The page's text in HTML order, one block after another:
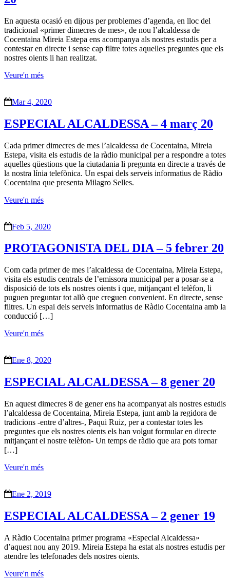
En aquesta ocasió en dijous per problemes d’agenda, en lloc del
tradicional «primer dimecres de mes», de nou l’alcaldessa de
Cocentaina Mireia Estepa ens acompanya als nostres estudis per a
contestar en directe i sense cap filtre totes aquelles preguntes que els
nostres oients li han realitzat.
Veure'n més
Mar 4, 2020
ESPECIAL ALCALDESSA – 4 març 20
Cada primer dimecres de mes l’alcaldessa de Cocentaina, Mireia
Estepa, visita els estudis de la ràdio municipal per a respondre a totes
aquelles qüestions que la ciutadania li pregunta en directe a través de
la nostra línia telefònica. Un espai dels serveis informatius de Ràdio
Cocentaina que presenta Milagro Selles.
Veure'n més
Feb 5, 2020
PROTAGONISTA DEL DIA – 5 febrer 20
Com cada primer de mes l’alcaldessa de Cocentaina, Mireia Estepa,
visita els estudis centrals de l’emissora municipal per a posar-se a
disposició de tots els nostres oients i que, mitjançant el telèfon, li
puguen preguntar tot allò que creguen convenient. En directe, sense
filtres. Un espai dels serveis informatius de Ràdio Cocentaina amb la
conducció […]
Veure'n més
Ene 8, 2020
ESPECIAL ALCALDESSA – 8 gener 20
En aquest dimecres 8 de gener ens ha acompanyat als nostres estudis
l’alcaldessa de Cocentaina, Mireia Estepa, junt amb la regidora de
tradicions -entre d’altres-, Paqui Ruiz, per a contestar totes les
preguntes que els nostres oients els han volgut formular en directe
mitjançant el nostre telèfon- Un temps de ràdio que ara pots tornar
[…]
Veure'n més
Ene 2, 2019
ESPECIAL ALCALDESSA – 2 gener 19
A Ràdio Cocentaina primer programa «Especial Alcaldessa»
d’aquest nou any 2019. Mireia Estepa ha estat als nostres estudis per
atendre les telefonades dels nostres oients.
Veure'n més